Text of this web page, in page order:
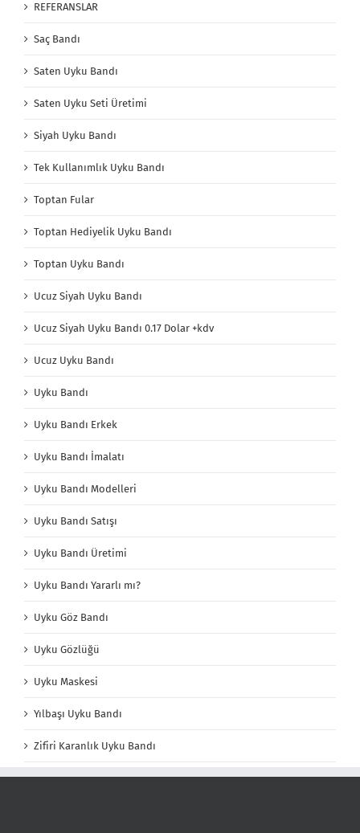
REFERANSLAR
Saç Bandı
Saten Uyku Bandı
Saten Uyku Seti Üretimi
Siyah Uyku Bandı
Tek Kullanımlık Uyku Bandı
Toptan Fular
Toptan Hediyelik Uyku Bandı
Toptan Uyku Bandı
Ucuz Siyah Uyku Bandı
Ucuz Siyah Uyku Bandı 0.17 Dolar +kdv
Ucuz Uyku Bandı
Uyku Bandı
Uyku Bandı Erkek
Uyku Bandı İmalatı
Uyku Bandı Modelleri
Uyku Bandı Satışı
Uyku Bandı Üretimi
Uyku Bandı Yararlı mı?
Uyku Göz Bandı
Uyku Gözlüğü
Uyku Maskesi
Yılbaşı Uyku Bandı
Zifiri Karanlık Uyku Bandı